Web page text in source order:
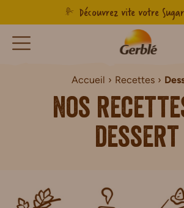
Découvrez vite votre
Accueil Recettes
Nos
dessert